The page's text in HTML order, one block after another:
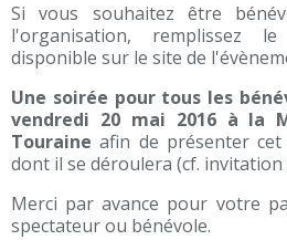
Si vous souhaitez être
l'organisation, remplissez
disponible sur le site de
Une soirée pour tous les
vendredi 20 mai 2016 à la
Touraine afin de présenter
dont il se déroulera (cf. invitation
Merci par avance pour votre
spectateur ou bénévole.